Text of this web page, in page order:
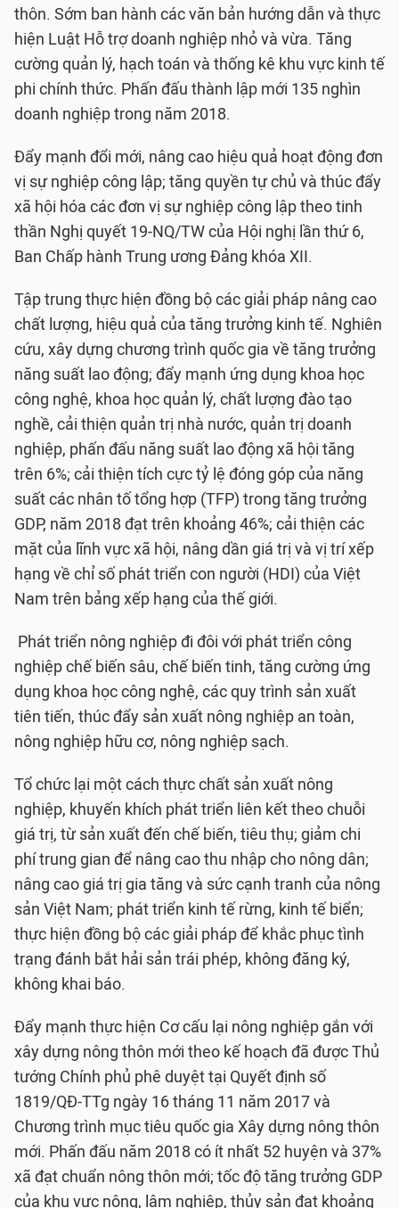
thôn. Sớm ban hành các văn bản hướng dẫn và thực
hiện Luật Hỗ trợ doanh nghiệp nhỏ và vừa. Tăng
cường quản lý, hạch toán và thống kê khu vực kinh tế
phi chính thức. Phấn đấu thành lập mới 135 nghìn
doanh nghiệp trong năm 2018.
Đẩy mạnh đổi mới, nâng cao hiệu quả hoạt động đơn
vị sự nghiệp công lập; tăng quyền tự chủ và thúc đẩy
xã hội hóa các đơn vị sự nghiệp công lập theo tinh
thần Nghị quyết 19-NQ/TW của Hội nghị lần thứ 6,
Ban Chấp hành Trung ương Đảng khóa XII.
Tập trung thực hiện đồng bộ các giải pháp nâng cao
chất lượng, hiệu quả của tăng trưởng kinh tế. Nghiên
cứu, xây dựng chương trình quốc gia về tăng trưởng
năng suất lao động; đẩy mạnh ứng dụng khoa học
công nghệ, khoa học quản lý, chất lượng đào tạo
nghề, cải thiện quản trị nhà nước, quản trị doanh
nghiệp, phấn đấu năng suất lao động xã hội tăng
trên 6%; cải thiện tích cực tỷ lệ đóng góp của năng
suất các nhân tố tổng hợp (TFP) trong tăng trưởng
GDP, năm 2018 đạt trên khoảng 46%; cải thiện các
mặt của lĩnh vực xã hội, nâng dần giá trị và vị trí xếp
hạng về chỉ số phát triển con người (HDI) của Việt
Nam trên bảng xếp hạng của thế giới.
Phát triển nông nghiệp đi đôi với phát triển công
nghiệp chế biến sâu, chế biến tinh, tăng cường ứng
dụng khoa học công nghệ, các quy trình sản xuất
tiên tiến, thúc đẩy sản xuất nông nghiệp an toàn,
nông nghiệp hữu cơ, nông nghiệp sạch.
Tổ chức lại một cách thực chất sản xuất nông
nghiệp, khuyến khích phát triển liên kết theo chuỗi
giá trị, từ sản xuất đến chế biến, tiêu thụ; giảm chi
phí trung gian để nâng cao thu nhập cho nông dân;
nâng cao giá trị gia tăng và sức cạnh tranh của nông
sản Việt Nam; phát triển kinh tế rừng, kinh tế biển;
thực hiện đồng bộ các giải pháp để khắc phục tình
trạng đánh bắt hải sản trái phép, không đăng ký,
không khai báo.
Đẩy mạnh thực hiện Cơ cấu lại nông nghiệp gắn với
xây dựng nông thôn mới theo kế hoạch đã được Thủ
tướng Chính phủ phê duyệt tại Quyết định số
1819/QĐ-TTg ngày 16 tháng 11 năm 2017 và
Chương trình mục tiêu quốc gia Xây dựng nông thôn
mới. Phấn đấu năm 2018 có ít nhất 52 huyện và 37%
xã đạt chuẩn nông thôn mới; tốc độ tăng trưởng GDP
của khu vực nông, lâm nghiệp, thủy sản đạt khoảng